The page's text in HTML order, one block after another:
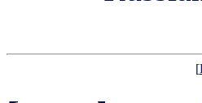
[